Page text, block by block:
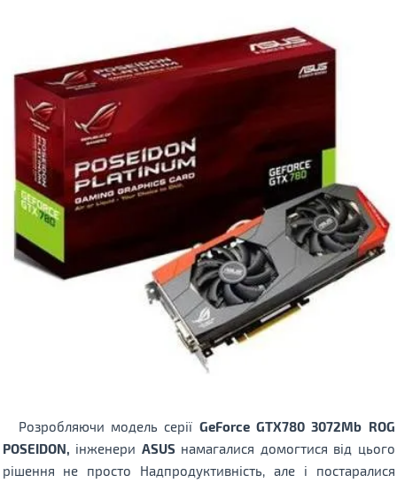
Розробляючи модель серії GeForce GTX780 3072Mb ROG
POSEIDON, інженери ASUS намагалися домогтися від цього
рішення не просто Надпродуктивність, але і постаралися